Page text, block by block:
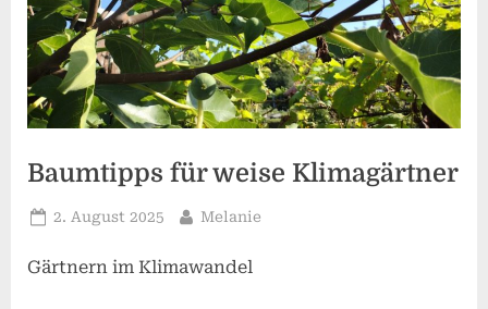
Baumtipps für weise Klimagärtner
Posted
2. August 2025 By
Melanie
Gärtnern im Klimawandel